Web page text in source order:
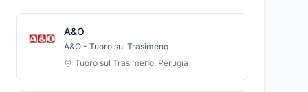
A&O
A&O - Tuoro sul Trasimeno
Tuoro sul Trasimeno, Perugia